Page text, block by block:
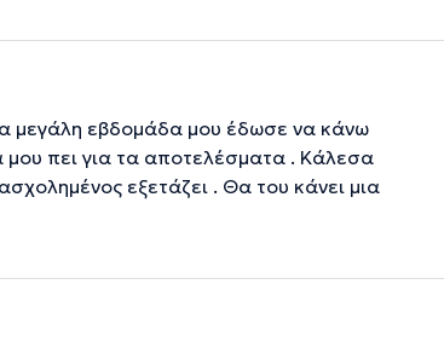
μεγάλη εβδομάδα μου έδωσε να κάνω
πει για τα αποτελέσματα . Κάλεσα
εξετάζει . Θα του κάνει μια